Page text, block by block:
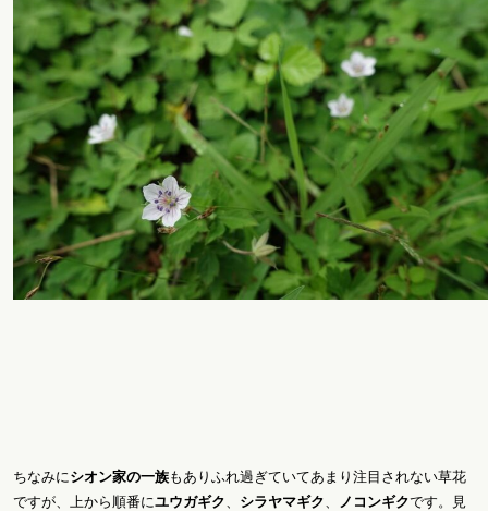
ちなみにシオン家の一族もありふれ過ぎていてあまり注目されない草花
ですが、上から順番にユウガギク シラヤマギク ノコンギクです。見